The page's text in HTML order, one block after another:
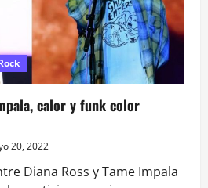
calor y funk color
20, 2022
Diana Ross y Tame Impala